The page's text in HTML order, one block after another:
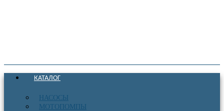
КАТАЛОГ
НАСОСЫ
МОТОПОМПЫ